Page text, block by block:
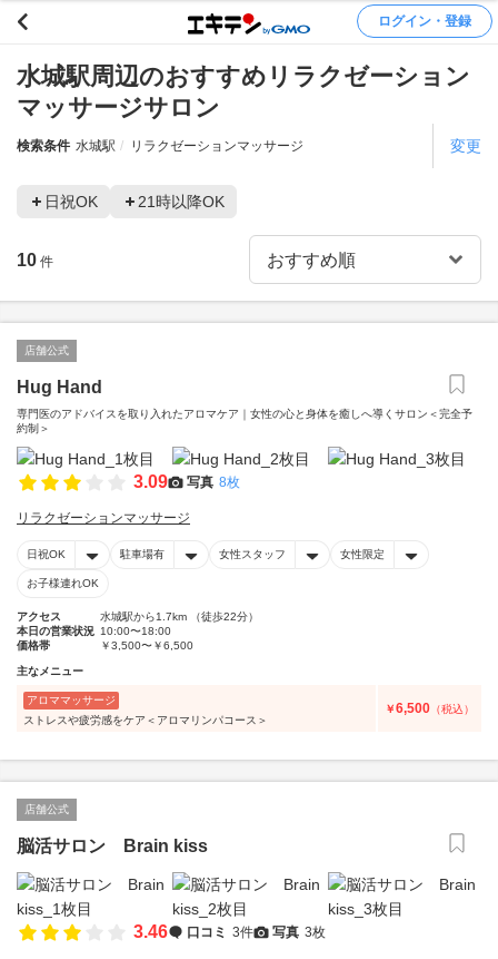
ログイン・登録
水城駅周辺のおすすめリラクゼーション
マッサージサロン
検索条件 水城駅 リラクゼーションマッサージ 変更
日祝OK 21時以降OK
10 件
店舗公式
Hug Hand
専門医のアドバイスを取り入れたアロマケア｜女性の心と身体を癒しへ導くサロン＜完全予
約制＞
3.09 写真 8枚
リラクゼーションマッサージ
日祝OK 駐車場有 女性スタッフ 女性限定
お子様連れOK
アクセス
水城駅から1.7km （徒歩22分）
本日の営業状況 10:00〜18:00
価格帯
￥3,500〜￥6,500
主なメニュー
アロママッサージ
ストレスや疲労感をケア＜アロマリンパコース＞
￥6,500 （税込）
店舗公式
脳活サロン Brain kiss
3.46 口コミ 3件 写真 3枚